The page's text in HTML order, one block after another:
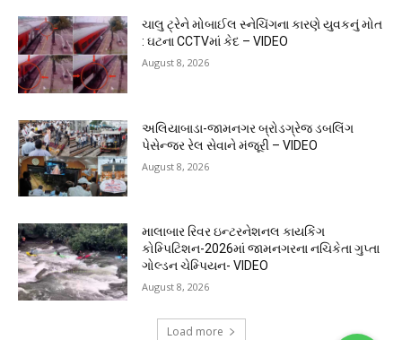
ચાલુ ટ્રેને મોબાઈલ સ્નેચિંગના કારણે યુવકનું મોત
: ઘટના CCTVમાં કેદ – VIDEO
August 8, 2026
અલિયાબાડા-જામનગર બ્રોડગ્રેજ ડબલિંગ
પેસેન્જર રેલ સેવાને મંજૂરી – VIDEO
August 8, 2026
માલાબાર રિવર ઇન્ટરનેશનલ કાયકિંગ
કોમ્પિટિશન-2026માં જામનગરના નચિકેતા ગુપ્તા
ગોલ્ડન ચેમ્પિયન- VIDEO
August 8, 2026
Load more